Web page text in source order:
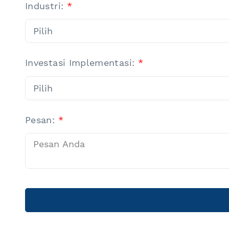
Industri: *
Investasi Implementasi: *
Pesan: *